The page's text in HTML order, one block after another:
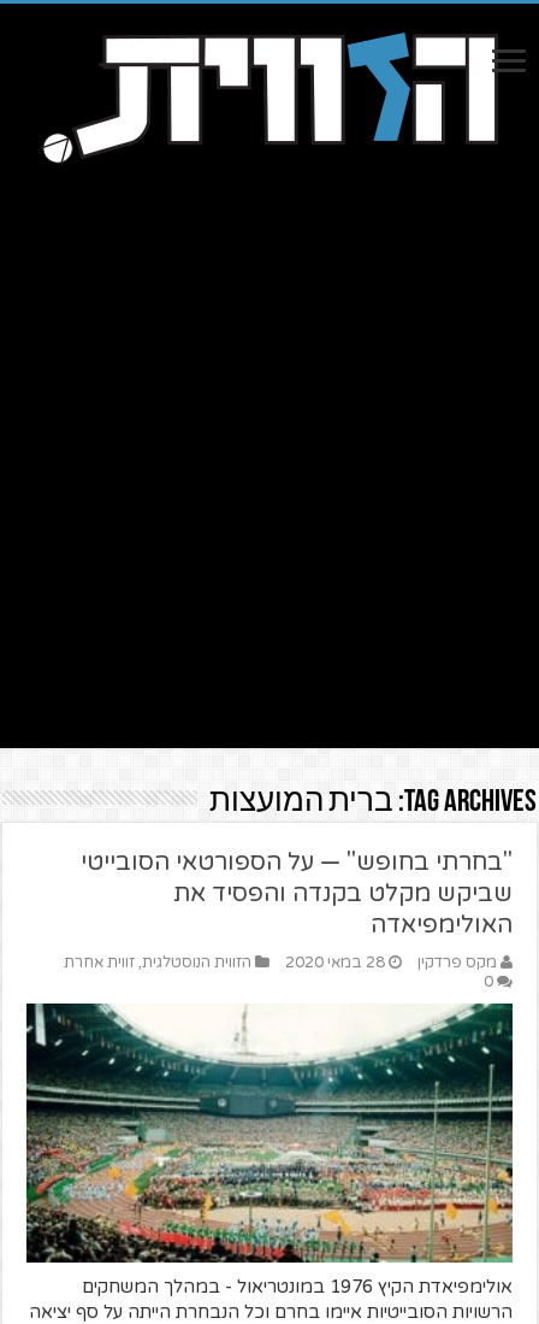
Tag Archives: ברית המועצות
"בחרתי בחופש" — על הספורטאי הסובייטי
שביקש מקלט בקנדה והפסיד את
האולימפיאדה
מקס פרדקין 28 במאי 2020 הזווית הנוסטלגית,זווית אחרת
0
אולימפיאדת הקיץ 1976 במונטריאול - במהלך המשחקים
הרשויות הסובייטיות איימו בחרם וכל הנבחרת הייתה על סף יציאה